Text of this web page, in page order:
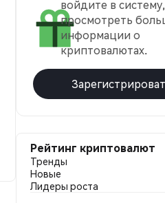
войдите в
просмотреть
информации о
криптовалютах.
Рейтинг криптовалют
Тренды
Новые
Лидеры роста